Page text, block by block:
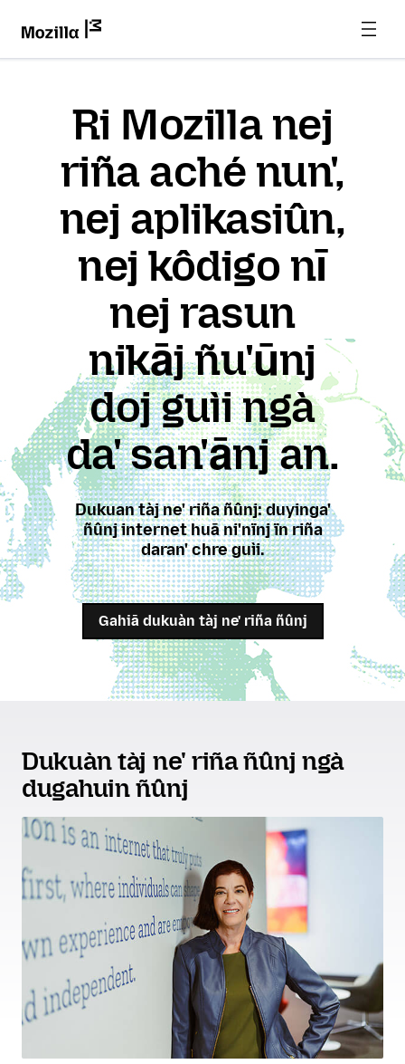
Ri Mozilla nej
riña aché nun',
nej aplikasiûn,
nej kôdigo nī
nej rasun
nikāj ñu'ūnj
doj guìi ngà
da' san'ānj an.
Dukuan tàj ne' riña ñûnj: duyinga'
ñûnj internet huā ni'nïnj ïn riña
daran' chre guìi.
Gahiā dukuàn tàj ne' riña ñûnj
Dukuàn tàj ne' riña ñûnj ngà
dugahuin ñûnj